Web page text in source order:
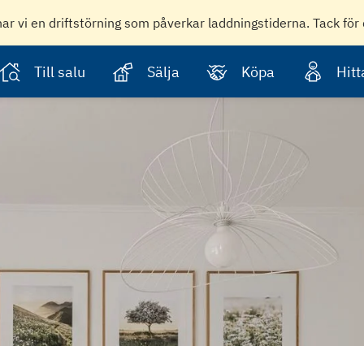
vi en driftstörning som påverkar laddningstiderna. Tack
Till salu Sälja Köpa